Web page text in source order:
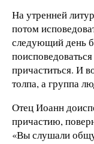
На утренней
потом
следующий день
причаститься. И
толпа, а группа
Отец Иоанн
причастию,
«Вы слушали